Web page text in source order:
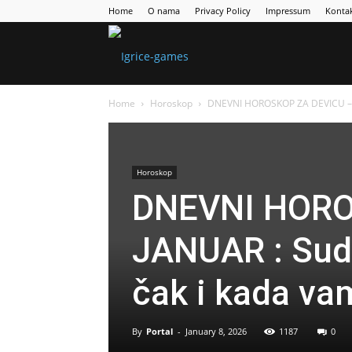
Home O nama Privacy Policy Impressum
Home Horoskop DNEVNI HOROSKOP ZA
Horoskop
DNEVNI
JANUAR :
čak i kada
By Portal - January 8, 2026 1187 0